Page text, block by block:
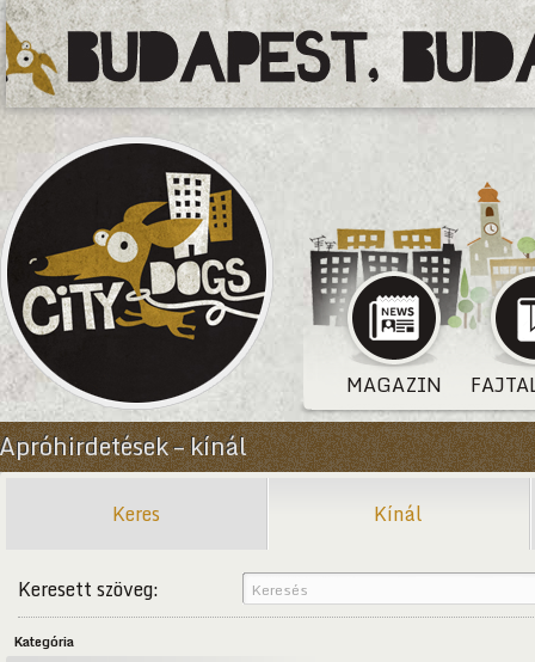
MAGAZIN
Apróhirdetések – kínál
Keres Kínál
Keresett szöveg:
Kategória